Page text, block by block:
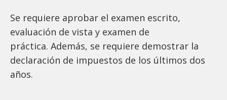
Se requiere aprobar el examen escrito,
evaluación de vista y examen de
práctica. Además, se requiere demostrar la
declaración de impuestos de los últimos dos
años.